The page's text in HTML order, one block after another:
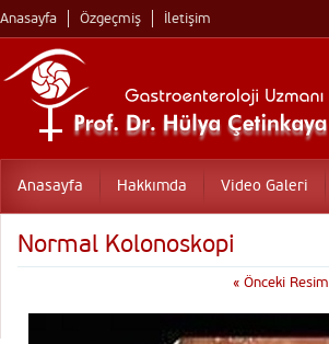
Anasayfa Özgeçmiş İletişim
Anasayfa Hakkımda Video Galeri
Normal Kolonoskopi
« Önceki Resim